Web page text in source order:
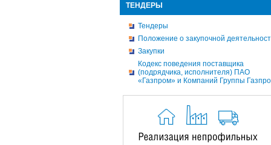
ТЕНДЕРЫ
Тендеры
Положение о закупочной
Закупки
Кодекс поведения поставщика
(подрядчика, исполнителя) ПАО
«Газпром» и Компаний Группы